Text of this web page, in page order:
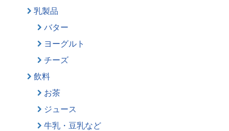
乳製品
バター
ヨーグルト
チーズ
飲料
お茶
ジュース
牛乳・豆乳など